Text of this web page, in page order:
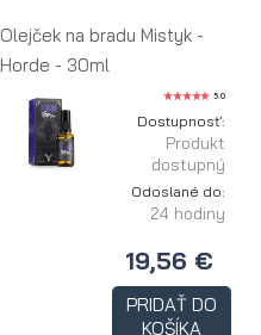
Olejček na bradu Mistyk -
Horde - 30ml
5.0
Dostupnosť:
Produkt
dostupný
Odoslané do:
24 hodiny
19,56 €
PRIDAŤ DO
KOŠÍKA